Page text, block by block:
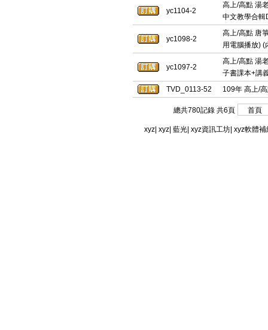
yc1104-2
高上/高點 湯
中文教學合
yc1098-2
高上/高點 唐
用電腦播放) (
yc1097-2
高上/高點 湯
子書課本+講
TVD_0113-52
109年 高上/
總共780記錄 共6頁
xyz |xyz |藍光 |xyz資訊工坊 |xyz軟體補